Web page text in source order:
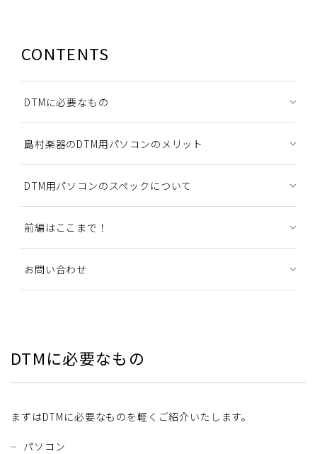
CONTENTS
DTMに必要なもの
島村楽器のDTM用パソコンのメリット
DTM用パソコンのスペックについて
前編はここまで！
お問い合わせ
DTMに必要なもの
まずはDTMに必要なものを軽くご紹介いたします。
パソコン